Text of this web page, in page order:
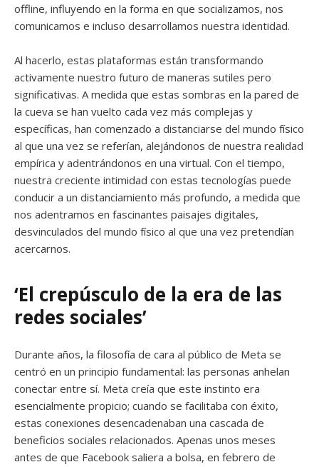
offline, influyendo en la forma en que socializamos, nos
comunicamos e incluso desarrollamos nuestra identidad.
Al hacerlo, estas plataformas están transformando
activamente nuestro futuro de maneras sutiles pero
significativas. A medida que estas sombras en la pared de
la cueva se han vuelto cada vez más complejas y
específicas, han comenzado a distanciarse del mundo físico
al que una vez se referían, alejándonos de nuestra realidad
empírica y adentrándonos en una virtual. Con el tiempo,
nuestra creciente intimidad con estas tecnologías puede
conducir a un distanciamiento más profundo, a medida que
nos adentramos en fascinantes paisajes digitales,
desvinculados del mundo físico al que una vez pretendían
acercarnos.
‘El crepúsculo de la era de las
redes sociales’
Durante años, la filosofía de cara al público de Meta se
centró en un principio fundamental: las personas anhelan
conectar entre sí. Meta creía que este instinto era
esencialmente propicio; cuando se facilitaba con éxito,
estas conexiones desencadenaban una cascada de
beneficios sociales relacionados. Apenas unos meses
antes de que Facebook saliera a bolsa, en febrero de